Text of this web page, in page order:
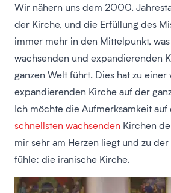
Wir nähern uns dem 2000.
der Kirche, und die Erfüllung des
immer mehr in den Mittelpunkt,
wachsenden und expandierenden
ganzen Welt führt. Dies hat zu
expandierenden Kirche auf der
Ich möchte die Aufmerksamkeit auf
schnellsten wachsenden Kirchen
mir sehr am Herzen liegt und zu
fühle: die iranische Kirche.